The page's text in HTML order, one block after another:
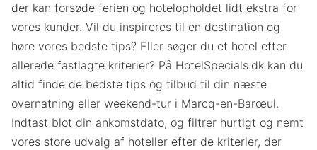
der kan forsøde ferien og hotelopholdet lidt ekstra for
vores kunder. Vil du inspireres til en destination og
høre vores bedste tips? Eller søger du et hotel efter
allerede fastlagte kriterier? På HotelSpecials.dk kan du
altid finde de bedste tips og tilbud til din næste
overnatning eller weekend-tur i Marcq-en-Barœul.
Indtast blot din ankomstdato, og filtrer hurtigt og nemt
vores store udvalg af hoteller efter de kriterier, der